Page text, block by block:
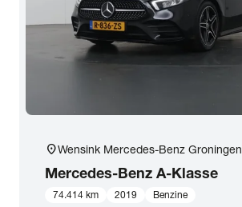
location_onWensink Mercedes-Benz Groningen
Mercedes-Benz A-Klasse
74.414 km 2019 Benzine